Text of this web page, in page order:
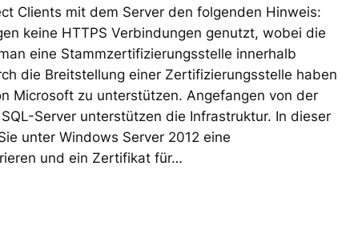
Clients mit dem Server den folgenden Hinweis:
keine HTTPS Verbindungen genutzt, wobei die
eine Stammzertifizierungsstelle innerhalb
die Breitstellung einer Zertifizierungsstelle haben
Microsoft zu unterstützen. Angefangen von der
Server unterstützen die Infrastruktur. In dieser
unter Windows Server 2012 eine
und ein Zertifikat für…